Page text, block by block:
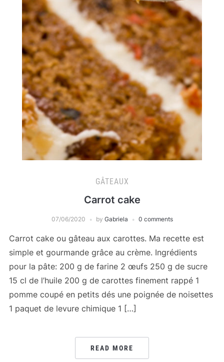
GÂTEAUX
Carrot cake
07/06/2020 by Gabriela 0 comments
Carrot cake ou gâteau aux carottes. Ma recette est
simple et gourmande grâce au crème. Ingrédients
pour la pâte: 200 g de farine 2 œufs 250 g de sucre
15 cl de l’huile 200 g de carottes finement rappé 1
pomme coupé en petits dés une poignée de noisettes
1 paquet de levure chimique 1 […]
READ MORE